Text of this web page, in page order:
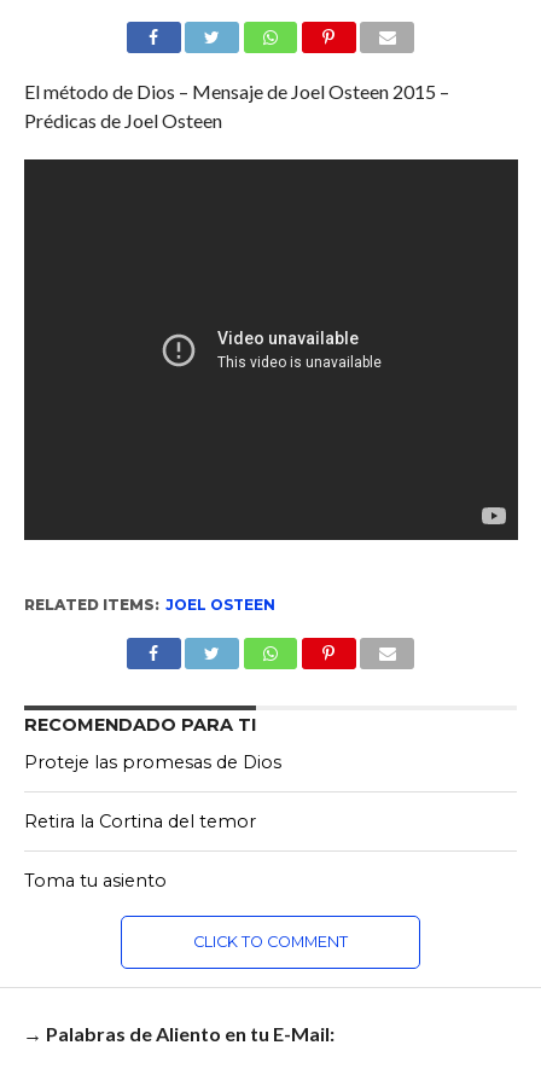
El método de Dios – Mensaje de Joel Osteen 2015 –
Prédicas de Joel Osteen
RELATED ITEMS: JOEL OSTEEN
RECOMENDADO PARA TI
Proteje las promesas de Dios
Retira la Cortina del temor
Toma tu asiento
CLICK TO COMMENT
→ Palabras de Aliento en tu E-Mail: